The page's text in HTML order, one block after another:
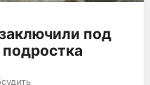
под